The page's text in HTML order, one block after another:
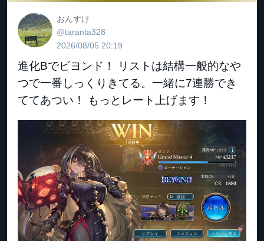
おんすけ
@taranta328
2026/08/05 20:19
進化Bでビヨンド！ リストは結構一般的なや
つで一番しっくりきてる。一緒に7連勝でき
ててあつい！ もっとレート上げます！